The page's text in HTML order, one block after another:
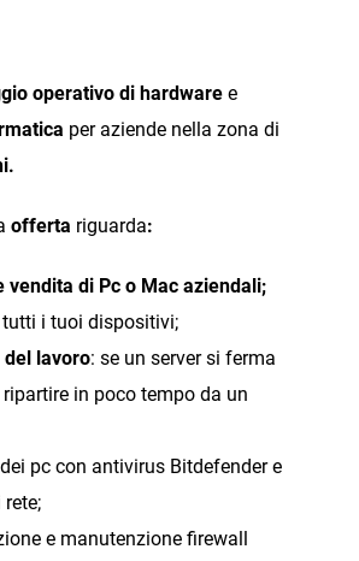
operativo di hardwaree
per aziende nella zona di
offerta riguarda:
vendita di Pc o Mac aziendali;
i tuoi dispositivi;
lavoro: se un server si ferma
in poco tempo da un
pc con antivirus Bitdefender e
e manutenzione firewall